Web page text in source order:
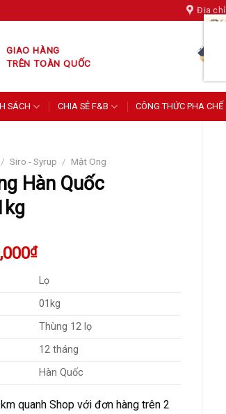
Địa chỉ
GIAO HÀNG
TRÊN TOÀN QUỐC
SÁCH CHIA SẺ F&B CÔNG THỨC PHA CHẾ
/ Siro - Syrup / Mật Ong
Hàn Quốc
₫Giá
tại
là:
180,000₫.
Lọ
01kg
Thùng 12 lọ
12 tháng
Hàn Quốc
quanh Shop với đơn hàng trên 2